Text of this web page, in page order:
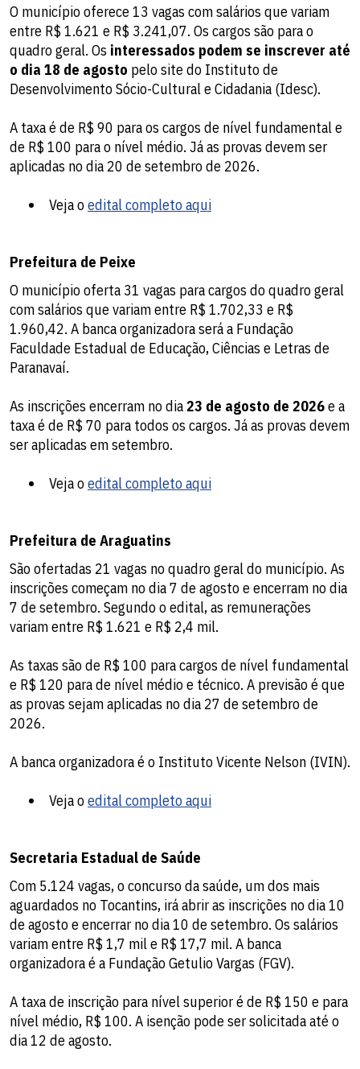
O município oferece 13 vagas com salários que variam
entre R$ 1.621 e R$ 3.241,07. Os cargos são para o
quadro geral. Os interessados podem se inscrever até
o dia 18 de agosto pelo site do Instituto de
Desenvolvimento Sócio-Cultural e Cidadania (Idesc).
A taxa é de R$ 90 para os cargos de nível fundamental e
de R$ 100 para o nível médio. Já as provas devem ser
aplicadas no dia 20 de setembro de 2026.
Veja oedital completo aqui
Prefeitura de Peixe
O município oferta 31 vagas para cargos do quadro geral
com salários que variam entre R$ 1.702,33 e R$
1.960,42. A banca organizadora será a Fundação
Faculdade Estadual de Educação, Ciências e Letras de
Paranavaí.
As inscrições encerram no dia 23 de agosto de 2026e a
taxa é de R$ 70 para todos os cargos. Já as provas devem
ser aplicadas em setembro.
Veja oedital completo aqui
Prefeitura de Araguatins
São ofertadas 21 vagas no quadro geral do município. As
inscrições começam no dia 7 de agosto e encerram no dia
7 de setembro. Segundo o edital, as remunerações
variam entre R$ 1.621 e R$ 2,4 mil.
As taxas são de R$ 100 para cargos de nível fundamental
e R$ 120 para de nível médio e técnico. A previsão é que
as provas sejam aplicadas no dia 27 de setembro de
2026.
A banca organizadora é o Instituto Vicente Nelson (IVIN).
Veja oedital completo aqui
Secretaria Estadual de Saúde
Com 5.124 vagas, o concurso da saúde, um dos mais
aguardados no Tocantins, irá abrir as inscrições no dia 10
de agosto e encerrar no dia 10 de setembro. Os salários
variam entre R$ 1,7 mil e R$ 17,7 mil. A banca
organizadora é a Fundação Getulio Vargas (FGV).
A taxa de inscrição para nível superior é de R$ 150 e para
nível médio, R$ 100. A isenção pode ser solicitada até o
dia 12 de agosto.